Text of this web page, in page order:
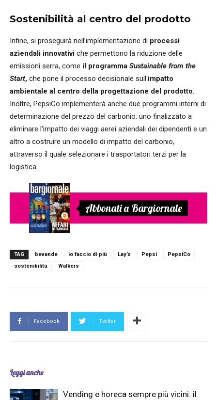
Sostenibilità al centro del prodotto
Infine, si proseguirà nell’implementazione di processi
aziendali innovativi che permettono la riduzione delle
emissioni serra, come il programma Sustainable from the
Start, che pone il processo decisionale sull'impatto
ambientale al centro della progettazione del prodotto.
Inoltre, PepsiCo implementerà anche due programmi interni di
determinazione del prezzo del carbonio: uno finalizzato a
eliminare l'impatto dei viaggi aerei aziendali dei dipendenti e un
altro a costruire un modello di impatto del carbonio,
attraverso il quale selezionare i trasportatori terzi per la
logistica.
Abbonati a Bargiornale
TAG bevande io faccio di più Lay’s Pepsi
PepsiCo
sostenibilitù
Walkers
Facebook Twitter
Leggi anche
Vending e horeca sempre più vicini: il